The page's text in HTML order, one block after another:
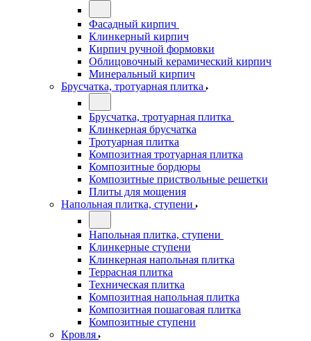
Фасадный кирпич
Клинкерный кирпич
Кирпич ручной формовки
Облицовочный керамический кирпич
Минеральный кирпич
Брусчатка, тротуарная плитка
Брусчатка, тротуарная плитка
Клинкерная брусчатка
Тротуарная плитка
Композитная тротуарная плитка
Композитные бордюры
Композитные приствольные решетки
Плиты для мощения
Напольная плитка, ступени
Напольная плитка, ступени
Клинкерные ступени
Клинкерная напольная плитка
Террасная плитка
Техническая плитка
Композитная напольная плитка
Композитная пошаговая плитка
Композитные ступени
Кровля